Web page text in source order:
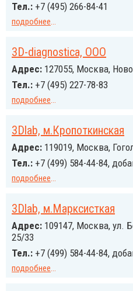
Тел.: +7 (495) 266-84-41
подробнее...
3D-diagnostica, ООО
Адрес: 127055, Москва,
Тел.: +7 (495) 227-78-83
подробнее...
3Dlab, м.Кропоткинская
Адрес: 119019, Москва,
Тел.: +7 (499) 584-44-84,
подробнее...
3Dlab, м.Марксисткая
Адрес: 109147, Москва, ул.
25/33
Тел.: +7 (499) 584-44-84,
подробнее...